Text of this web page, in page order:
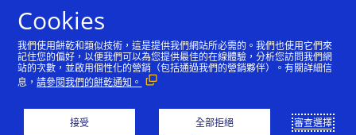
Visa 數位支付引進2016里
約奧運 巴西將喜迎120萬名
遊客
Cookies
我們使用餅乾和類似技術，這是提供我們網站所必需的。我們也使用它們來
記住您的偏好，以便我們可以為您提供最佳的在線體驗，分析您訪問我們網
站的次數，並啟用個性化的營銷（包括通過我們的營銷夥伴）。有關詳細信
息，請參閱我們的餅乾通知。
接受 全部拒絕 審查選擇